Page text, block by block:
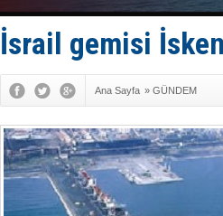
İsrail gemisi
Ana Sayfa » GÜNDEM